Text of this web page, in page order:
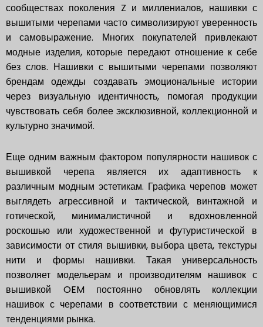
сообществах поколения Z и миллениалов, нашивки с
вышитыми черепами часто символизируют уверенность
и самовыражение. Многих покупателей привлекают
модные изделия, которые передают отношение к себе
без слов. Нашивки с вышитыми черепами позволяют
брендам одежды создавать эмоциональные истории
через визуальную идентичность, помогая продукции
чувствовать себя более эксклюзивной, коллекционной и
культурно значимой.
Еще одним важным фактором популярности нашивок с
вышивкой черепа является их адаптивность к
различным модным эстетикам. Графика черепов может
выглядеть агрессивной и тактической, винтажной и
готической, минималистичной и вдохновленной
роскошью или художественной и футуристической в
зависимости от стиля вышивки, выбора цвета, текстуры
нити и формы нашивки. Такая универсальность
позволяет модельерам и производителям нашивок с
вышивкой OEM постоянно обновлять коллекции
нашивок с черепами в соответствии с меняющимися
тенденциями рынка.